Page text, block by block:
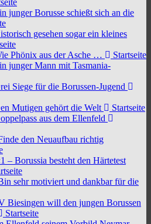
junger Borusse schießt sich an die
gesehen sogar ein kleines
Phönix aus der Asche …
Startseite
junger Mann mit Tasmania-
Siege für die Borussen-Jugend
Mutigen gehört die Welt
Startseite
aus dem Ellenfeld
den Neuaufbau richtig
– Borussia besteht den Härtetest
sehr motiviert und dankbar für die
Biesingen will den jungen Borussen
Startseite